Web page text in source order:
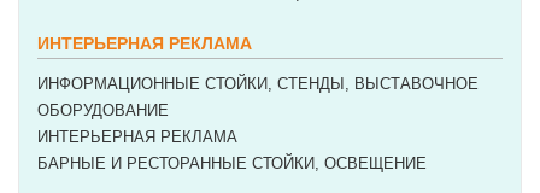
ИНТЕРЬЕРНАЯ РЕКЛАМА
ИНФОРМАЦИОННЫЕ СТОЙКИ, СТЕНДЫ, ВЫСТАВОЧНОЕ
ОБОРУДОВАНИЕ
ИНТЕРЬЕРНАЯ РЕКЛАМА
БАРНЫЕ И РЕСТОРАННЫЕ СТОЙКИ, ОСВЕЩЕНИЕ